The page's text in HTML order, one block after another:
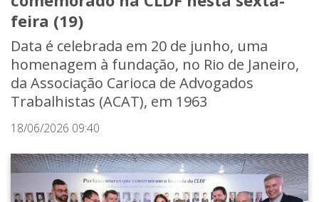
feira (19)
Data é celebrada em 20 de junho, uma
homenagem à fundação, no Rio de Janeiro,
da Associação Carioca de Advogados
Trabalhistas (ACAT), em 1963
18/06/2026 09:40